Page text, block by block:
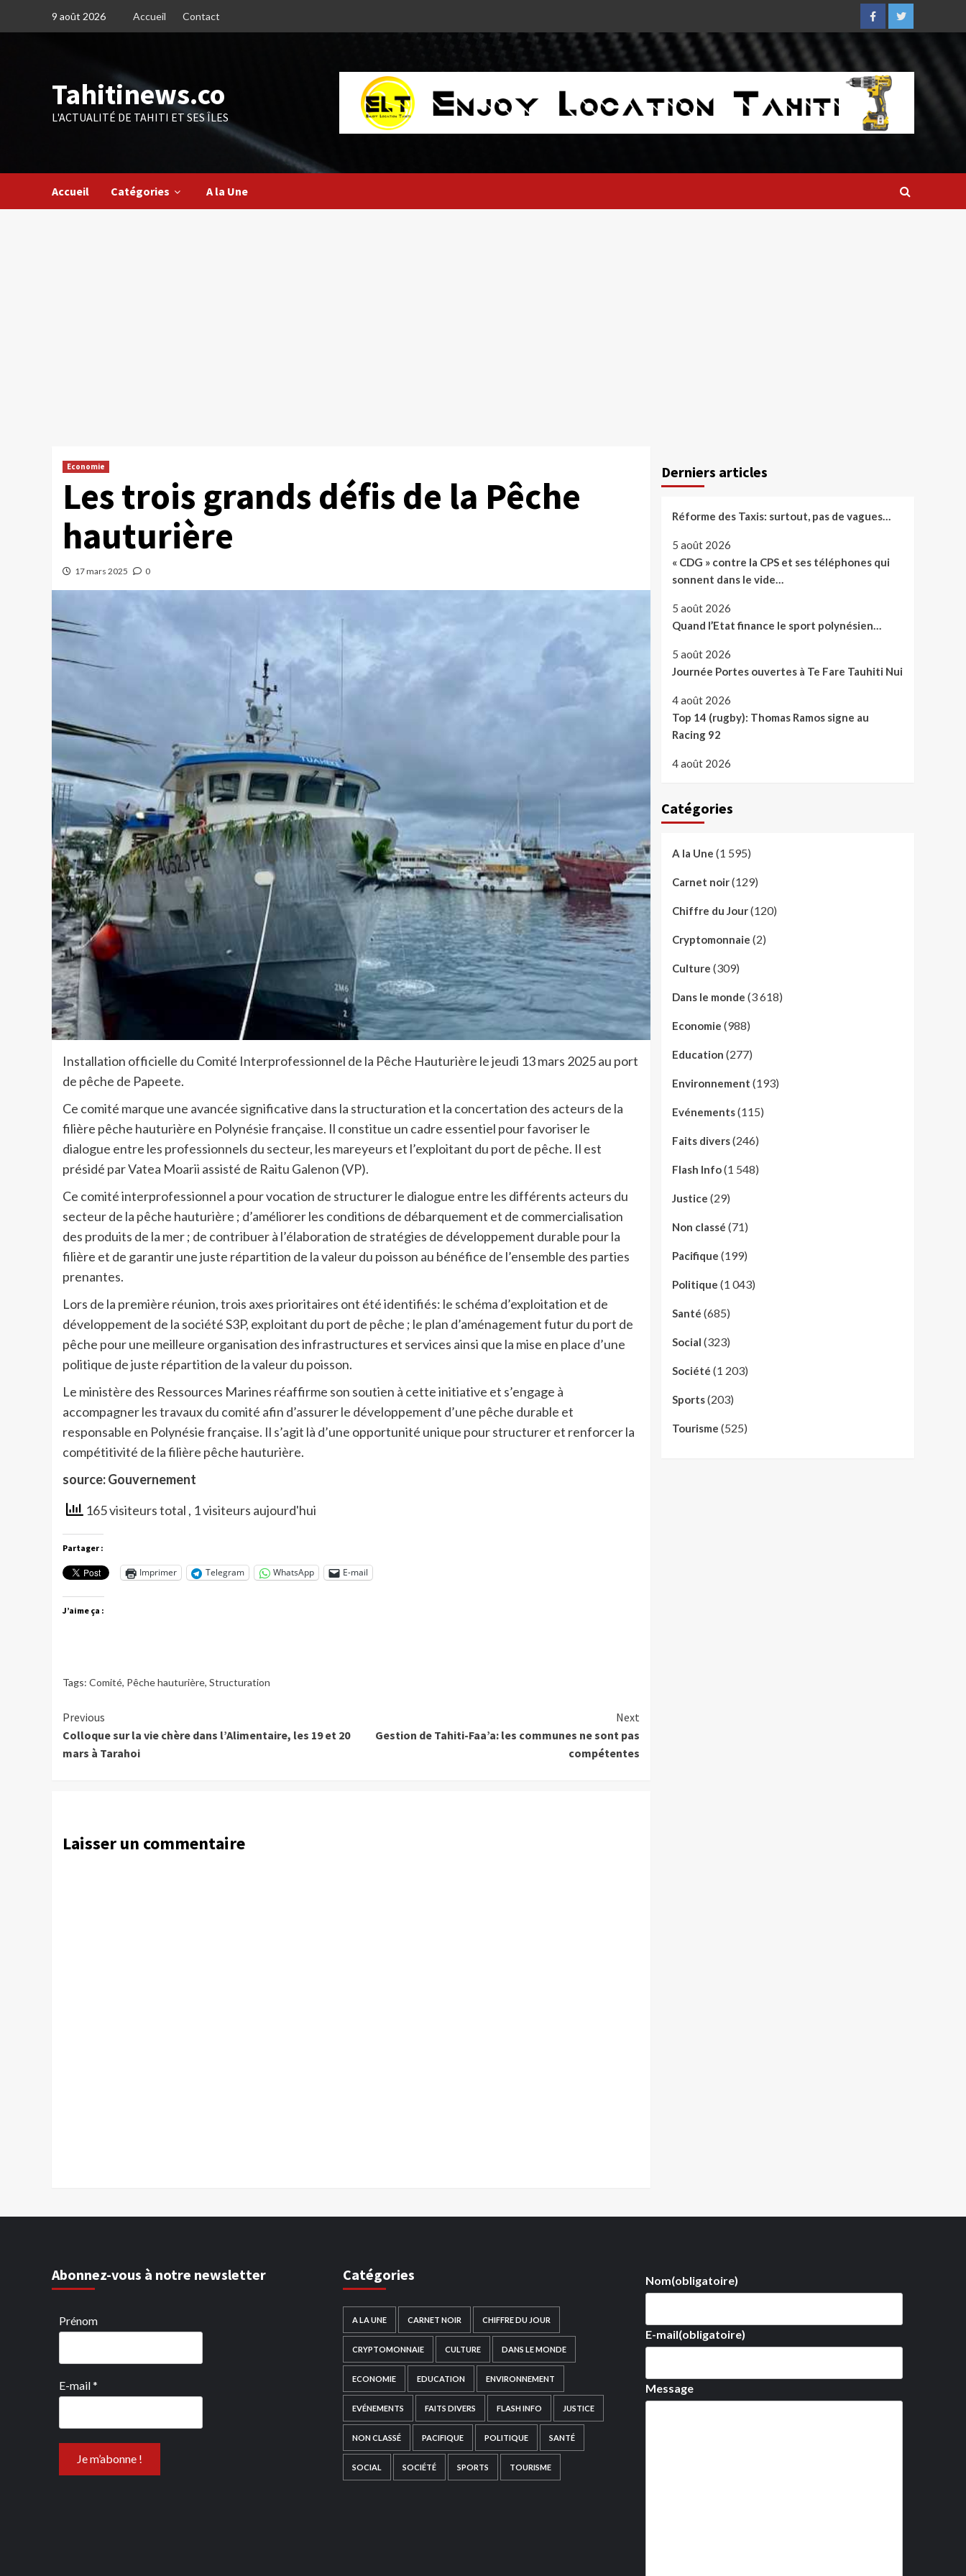
9 août 2026 Accueil Contact
FacebookTwitter
Tahitinews.co
L'ACTUALITÉ DE TAHITI ET SES ÎLES
Accueil Catégories A la Une
Economie
Les trois grands défis de la Pêche
hauturière
17 mars 2025 0
Installation officielle du Comité Interprofessionnel de la Pêche Hauturière le jeudi 13 mars 2025 au port
de pêche de Papeete.
Ce comité marque une avancée significative dans la structuration et la concertation des acteurs de la
filière pêche hauturière en Polynésie française. Il constitue un cadre essentiel pour favoriser le
dialogue entre les professionnels du secteur, les mareyeurs et l’exploitant du port de pêche. Il est
présidé par Vatea Moarii assisté de Raitu Galenon (VP).
Ce comité interprofessionnel a pour vocation de structurer le dialogue entre les différents acteurs du
secteur de la pêche hauturière ; d’améliorer les conditions de débarquement et de commercialisation
des produits de la mer ; de contribuer à l’élaboration de stratégies de développement durable pour la
filière et de garantir une juste répartition de la valeur du poisson au bénéfice de l’ensemble des parties
prenantes.
Lors de la première réunion, trois axes prioritaires ont été identifiés: le schéma d’exploitation et de
développement de la société S3P, exploitant du port de pêche ; le plan d’aménagement futur du port de
pêche pour une meilleure organisation des infrastructures et services ainsi que la mise en place d’une
politique de juste répartition de la valeur du poisson.
Le ministère des Ressources Marines réaffirme son soutien à cette initiative et s’engage à
accompagner les travaux du comité afin d’assurer le développement d’une pêche durable et
responsable en Polynésie française. Il s’agit là d’une opportunité unique pour structurer et renforcer la
compétitivité de la filière pêche hauturière.
source: Gouvernement
165 visiteurs total , 1 visiteurs aujourd'hui
Partager :
Imprimer Telegram WhatsApp E-mail
J’aime ça :
Tags: Comité, Pêche hauturière, Structuration
Continue
Reading
Previous
Colloque sur la vie chère dans l’Alimentaire, les 19 et 20
mars à Tarahoi
Next
Gestion de Tahiti-Faa’a: les communes ne sont pas
compétentes
Laisser un commentaire
Derniers articles
Réforme des Taxis: surtout, pas de vagues…
5 août 2026
« CDG » contre la CPS et ses téléphones qui
sonnent dans le vide…
5 août 2026
Quand l’Etat finance le sport polynésien…
5 août 2026
Journée Portes ouvertes à Te Fare Tauhiti Nui
4 août 2026
Top 14 (rugby): Thomas Ramos signe au
Racing 92
4 août 2026
Catégories
A la Une (1 595)
Carnet noir(129)
Chiffre du Jour(120)
Cryptomonnaie (2)
Culture (309)
Dans le monde (3 618)
Economie (988)
Education (277)
Environnement (193)
Evénements(115)
Faits divers(246)
Flash Info(1 548)
Justice (29)
Non classé (71)
Pacifique (199)
Politique (1 043)
Santé (685)
Social (323)
Société (1 203)
Sports(203)
Tourisme (525)
Abonnez-vous à notre newsletter
Prénom
E-mail*
Catégories
A LA UNE CARNET NOIR CHIFFRE DU JOUR
CRYPTOMONNAIE CULTURE DANS LE MONDE
ECONOMIE EDUCATION ENVIRONNEMENT
EVÉNEMENTS FAITS DIVERS FLASH INFO JUSTICE
NON CLASSÉ PACIFIQUE POLITIQUE SANTÉ
SOCIAL SOCIÉTÉ SPORTS TOURISME
Nom(obligatoire)
E-mail(obligatoire)
Message